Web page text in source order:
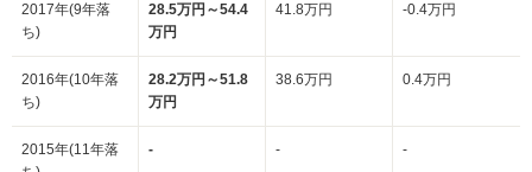
2017年(9年落
ち)
28.5万円～54.4
万円
41.8万円 -0.4万円
2016年(10年落
ち)
28.2万円～51.8
万円
38.6万円 0.4万円
2015年(11年落
- - -